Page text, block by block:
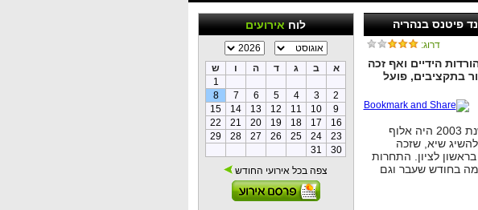
לוחאירועים
א ב ג ד ה ו
ש
1
2
3
4
5
6
7
8
9
10
11
12
13
14
15
16
17
18
19
20
21
22
23
24
25
26
27
28
29
30
31
צפה בכל אירועי החודש
פיטנס בנהריה
דרוג:
הידיים ואף זכה
בתקציבים, פועל
יגאל, בן 30, עטור הישגים בענף הורדות הידיים. בשנת 2003 היה אלוף
אלוף ישראל, בשנת 2005 הגיע להשיג שיא, שזכה
ישראל בראשון לציון. התחרות
בחודש שעבר וגם